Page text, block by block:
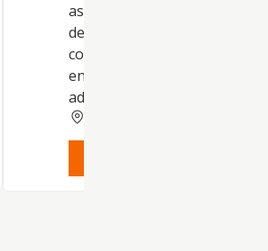
así como la prestación de
de asesoramiento, apoyo,
coordinación y gestión a las
entidades participadas. 2. La
adquisición..